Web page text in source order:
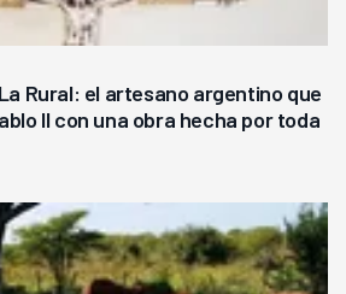
Rural: el artesano argentino que
II con una obra hecha por toda